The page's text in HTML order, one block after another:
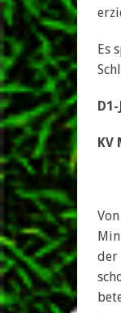
Es
KV
der